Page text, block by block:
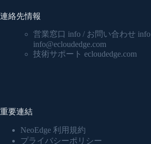
連絡先情報
営業窓口 info / お問い合わせ info
info@ecloudedge.com
技術サポート ecloudedge.com
重要連結
NeoEdge 利用規約
プライバシーポリシー